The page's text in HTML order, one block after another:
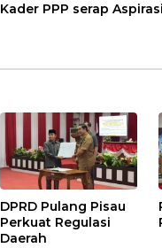
Kader PPP serap
DPRD Pulang Pisau
Perkuat Regulasi
Daerah